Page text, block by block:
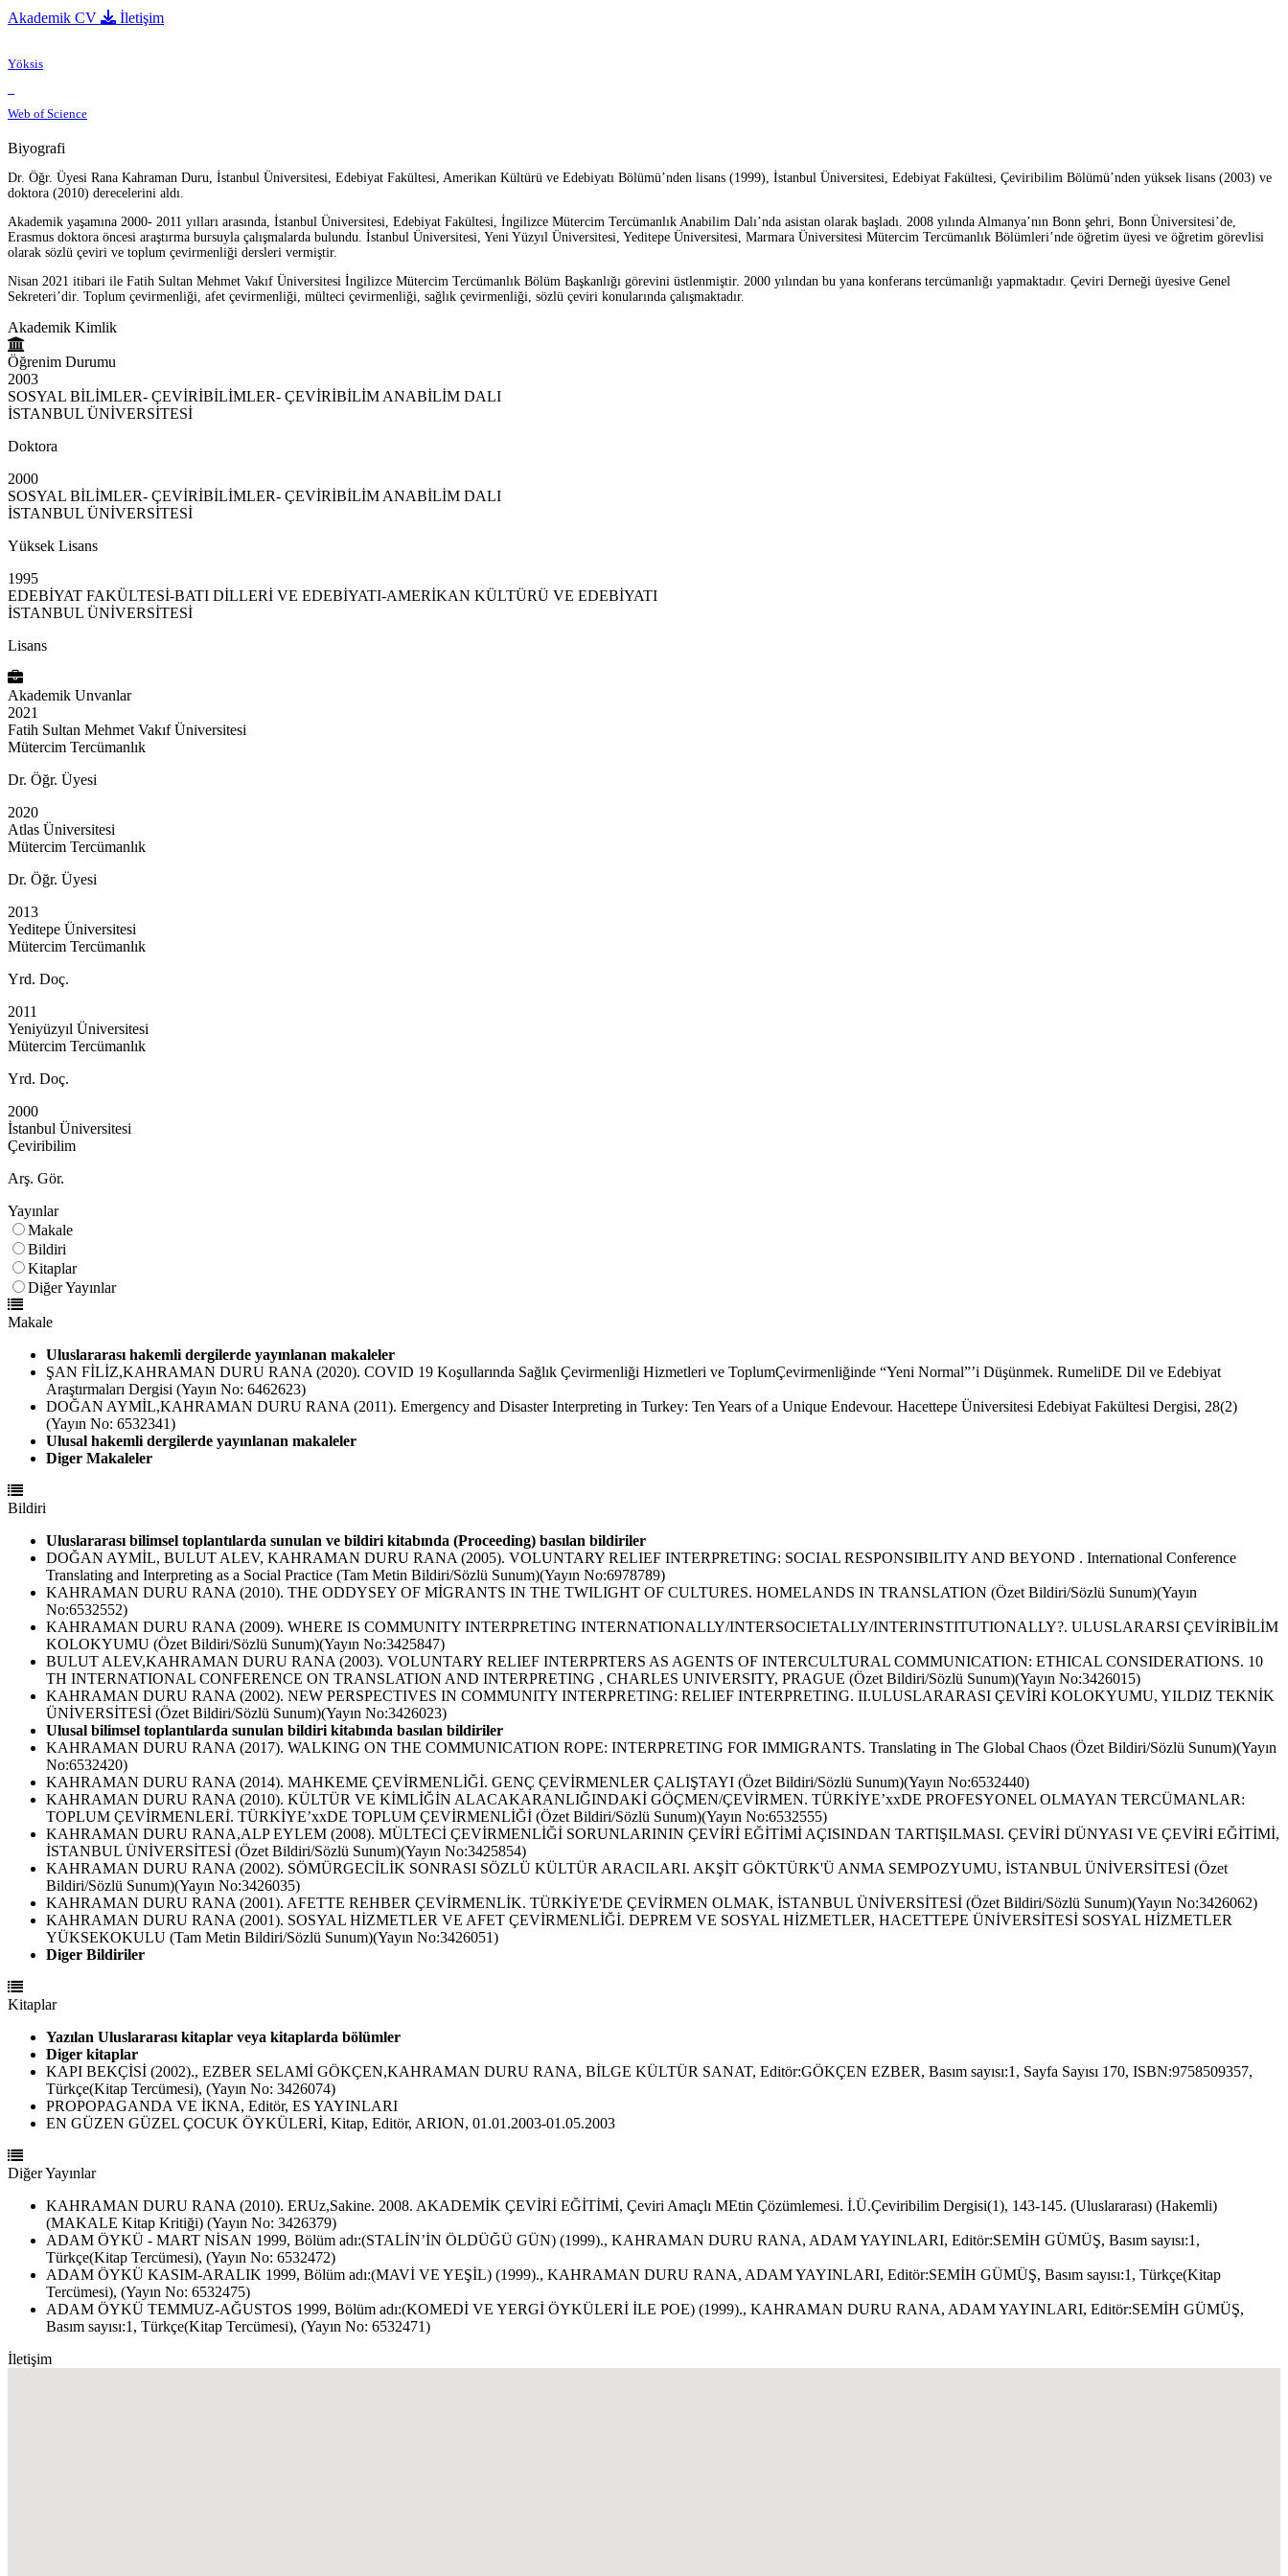
Akademik CV
İletişim
Yöksis
Web of Science
Biyografi
Dr. Öğr. Üyesi Rana Kahraman Duru, İstanbul Üniversitesi, Edebiyat Fakültesi, Amerikan Kültürü ve Edebiyatı Bölümü’nden lisans (1999), İstanbul Üniversitesi, Edebiyat Fakültesi, Çeviribilim Bölümü’nden yüksek lisans (2003) ve
doktora (2010) derecelerini aldı.
Akademik yaşamına 2000- 2011 yılları arasında, İstanbul Üniversitesi, Edebiyat Fakültesi, İngilizce Mütercim Tercümanlık Anabilim Dalı’nda asistan olarak başladı. 2008 yılında Almanya’nın Bonn şehri, Bonn Üniversitesi’de,
Erasmus doktora öncesi araştırma bursuyla çalışmalarda bulundu. İstanbul Üniversitesi, Yeni Yüzyıl Üniversitesi, Yeditepe Üniversitesi, Marmara Üniversitesi Mütercim Tercümanlık Bölümleri’nde öğretim üyesi ve öğretim görevlisi
olarak sözlü çeviri ve toplum çevirmenliği dersleri vermiştir.
Nisan 2021 itibari ile Fatih Sultan Mehmet Vakıf Üniversitesi İngilizce Mütercim Tercümanlık Bölüm Başkanlığı görevini üstlenmiştir. 2000 yılından bu yana konferans tercümanlığı yapmaktadır. Çeviri Derneği üyesive Genel
Sekreteri’dir. Toplum çevirmenliği, afet çevirmenliği, mülteci çevirmenliği, sağlık çevirmenliği, sözlü çeviri konularında çalışmaktadır.
Akademik Kimlik
Öğrenim Durumu
2003
SOSYAL BİLİMLER- ÇEVİRİBİLİMLER- ÇEVİRİBİLİM ANABİLİM DALI
İSTANBUL ÜNİVERSİTESİ
Doktora
2000
SOSYAL BİLİMLER- ÇEVİRİBİLİMLER- ÇEVİRİBİLİM ANABİLİM DALI
İSTANBUL ÜNİVERSİTESİ
Yüksek Lisans
1995
EDEBİYAT FAKÜLTESİ-BATI DİLLERİ VE EDEBİYATI-AMERİKAN KÜLTÜRÜ VE EDEBİYATI
İSTANBUL ÜNİVERSİTESİ
Lisans
Akademik Unvanlar
2021
Fatih Sultan Mehmet Vakıf Üniversitesi
Mütercim Tercümanlık
Dr. Öğr. Üyesi
2020
Atlas Üniversitesi
Mütercim Tercümanlık
Dr. Öğr. Üyesi
2013
Yeditepe Üniversitesi
Mütercim Tercümanlık
Yrd. Doç.
2011
Yeniyüzyıl Üniversitesi
Mütercim Tercümanlık
Yrd. Doç.
2000
İstanbul Üniversitesi
Çeviribilim
Arş. Gör.
Yayınlar
Makale
Bildiri
Kitaplar
Diğer Yayınlar
Makale
Uluslararası hakemli dergilerde yayınlanan makaleler
ŞAN FİLİZ,KAHRAMAN DURU RANA (2020). COVID 19 Koşullarında Sağlık Çevirmenliği Hizmetleri ve ToplumÇevirmenliğinde “Yeni Normal”’i Düşünmek. RumeliDE Dil ve Edebiyat
Araştırmaları Dergisi (Yayın No: 6462623)
DOĞAN AYMİL,KAHRAMAN DURU RANA (2011). Emergency and Disaster Interpreting in Turkey: Ten Years of a Unique Endevour. Hacettepe Üniversitesi Edebiyat Fakültesi Dergisi, 28(2)
(Yayın No: 6532341)
Ulusal hakemli dergilerde yayınlanan makaleler
Diger Makaleler
Bildiri
Uluslararası bilimsel toplantılarda sunulan ve bildiri kitabında (Proceeding) basılan bildiriler
DOĞAN AYMİL, BULUT ALEV, KAHRAMAN DURU RANA (2005). VOLUNTARY RELIEF INTERPRETING: SOCIAL RESPONSIBILITY AND BEYOND . International Conference
Translating and Interpreting as a Social Practice (Tam Metin Bildiri/Sözlü Sunum)(Yayın No:6978789)
KAHRAMAN DURU RANA (2010). THE ODDYSEY OF MİGRANTS IN THE TWILIGHT OF CULTURES. HOMELANDS IN TRANSLATION (Özet Bildiri/Sözlü Sunum)(Yayın
No:6532552)
KAHRAMAN DURU RANA (2009). WHERE IS COMMUNITY INTERPRETING INTERNATIONALLY/INTERSOCIETALLY/INTERINSTITUTIONALLY?. ULUSLARARSI ÇEVİRİBİLİM
KOLOKYUMU (Özet Bildiri/Sözlü Sunum)(Yayın No:3425847)
BULUT ALEV,KAHRAMAN DURU RANA (2003). VOLUNTARY RELIEF INTERPRTERS AS AGENTS OF INTERCULTURAL COMMUNICATION: ETHICAL CONSIDERATIONS. 10
TH INTERNATIONAL CONFERENCE ON TRANSLATION AND INTERPRETING , CHARLES UNIVERSITY, PRAGUE (Özet Bildiri/Sözlü Sunum)(Yayın No:3426015)
KAHRAMAN DURU RANA (2002). NEW PERSPECTIVES IN COMMUNITY INTERPRETING: RELIEF INTERPRETING. II.ULUSLARARASI ÇEVİRİ KOLOKYUMU, YILDIZ TEKNİK
ÜNİVERSİTESİ (Özet Bildiri/Sözlü Sunum)(Yayın No:3426023)
Ulusal bilimsel toplantılarda sunulan bildiri kitabında basılan bildiriler
KAHRAMAN DURU RANA (2017). WALKING ON THE COMMUNICATION ROPE: INTERPRETING FOR IMMIGRANTS. Translating in The Global Chaos (Özet Bildiri/Sözlü Sunum)(Yayın
No:6532420)
KAHRAMAN DURU RANA (2014). MAHKEME ÇEVİRMENLİĞİ. GENÇ ÇEVİRMENLER ÇALIŞTAYI (Özet Bildiri/Sözlü Sunum)(Yayın No:6532440)
KAHRAMAN DURU RANA (2010). KÜLTÜR VE KİMLİĞİN ALACAKARANLIĞINDAKİ GÖÇMEN/ÇEVİRMEN. TÜRKİYE’xxDE PROFESYONEL OLMAYAN TERCÜMANLAR:
TOPLUM ÇEVİRMENLERİ. TÜRKİYE’xxDE TOPLUM ÇEVİRMENLİĞİ (Özet Bildiri/Sözlü Sunum)(Yayın No:6532555)
KAHRAMAN DURU RANA,ALP EYLEM (2008). MÜLTECİ ÇEVİRMENLİĞİ SORUNLARININ ÇEVİRİ EĞİTİMİ AÇISINDAN TARTIŞILMASI. ÇEVİRİ DÜNYASI VE ÇEVİRİ EĞİTİMİ,
İSTANBUL ÜNİVERSİTESİ (Özet Bildiri/Sözlü Sunum)(Yayın No:3425854)
KAHRAMAN DURU RANA (2002). SÖMÜRGECİLİK SONRASI SÖZLÜ KÜLTÜR ARACILARI. AKŞİT GÖKTÜRK'Ü ANMA SEMPOZYUMU, İSTANBUL ÜNİVERSİTESİ (Özet
Bildiri/Sözlü Sunum)(Yayın No:3426035)
KAHRAMAN DURU RANA (2001). AFETTE REHBER ÇEVİRMENLİK. TÜRKİYE'DE ÇEVİRMEN OLMAK, İSTANBUL ÜNİVERSİTESİ (Özet Bildiri/Sözlü Sunum)(Yayın No:3426062)
KAHRAMAN DURU RANA (2001). SOSYAL HİZMETLER VE AFET ÇEVİRMENLİĞİ. DEPREM VE SOSYAL HİZMETLER, HACETTEPE ÜNİVERSİTESİ SOSYAL HİZMETLER
YÜKSEKOKULU (Tam Metin Bildiri/Sözlü Sunum)(Yayın No:3426051)
Diger Bildiriler
Kitaplar
Yazılan Uluslararası kitaplar veya kitaplarda bölümler
Diger kitaplar
KAPI BEKÇİSİ (2002)., EZBER SELAMİ GÖKÇEN,KAHRAMAN DURU RANA, BİLGE KÜLTÜR SANAT, Editör:GÖKÇEN EZBER, Basım sayısı:1, Sayfa Sayısı 170, ISBN:9758509357,
Türkçe(Kitap Tercümesi), (Yayın No: 3426074)
PROPOPAGANDA VE İKNA, Editör, ES YAYINLARI
EN GÜZEN GÜZEL ÇOCUK ÖYKÜLERİ, Kitap, Editör, ARION, 01.01.2003-01.05.2003
Diğer Yayınlar
KAHRAMAN DURU RANA (2010). ERUz,Sakine. 2008. AKADEMİK ÇEVİRİ EĞİTİMİ, Çeviri Amaçlı MEtin Çözümlemesi. İ.Ü.Çeviribilim Dergisi(1), 143-145. (Uluslararası) (Hakemli)
(MAKALE Kitap Kritiği) (Yayın No: 3426379)
ADAM ÖYKÜ - MART NİSAN 1999, Bölüm adı:(STALİN’İN ÖLDÜĞÜ GÜN) (1999)., KAHRAMAN DURU RANA, ADAM YAYINLARI, Editör:SEMİH GÜMÜŞ, Basım sayısı:1,
Türkçe(Kitap Tercümesi), (Yayın No: 6532472)
ADAM ÖYKÜ KASIM-ARALIK 1999, Bölüm adı:(MAVİ VE YEŞİL) (1999)., KAHRAMAN DURU RANA, ADAM YAYINLARI, Editör:SEMİH GÜMÜŞ, Basım sayısı:1, Türkçe(Kitap
Tercümesi), (Yayın No: 6532475)
ADAM ÖYKÜ TEMMUZ-AĞUSTOS 1999, Bölüm adı:(KOMEDİ VE YERGİ ÖYKÜLERİ İLE POE) (1999)., KAHRAMAN DURU RANA, ADAM YAYINLARI, Editör:SEMİH GÜMÜŞ,
Basım sayısı:1, Türkçe(Kitap Tercümesi), (Yayın No: 6532471)
İletişim